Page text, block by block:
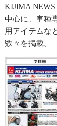
KIJIMA NEWS
中心に、車種
用アイテムな
数々を掲載。